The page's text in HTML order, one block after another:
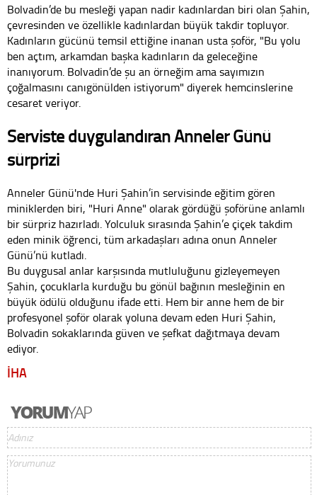
Bolvadin’de bu mesleği yapan nadir kadınlardan biri olan Şahin,
çevresinden ve özellikle kadınlardan büyük takdir topluyor.
Kadınların gücünü temsil ettiğine inanan usta şoför, "Bu yolu
ben açtım, arkamdan başka kadınların da geleceğine
inanıyorum. Bolvadin’de şu an örneğim ama sayımızın
çoğalmasını canıgönülden istiyorum" diyerek hemcinslerine
cesaret veriyor.
Serviste duygulandıran Anneler Günü
sürprizi
Anneler Günü'nde Huri Şahin’in servisinde eğitim gören
miniklerden biri, "Huri Anne" olarak gördüğü şoförüne anlamlı
bir sürpriz hazırladı. Yolculuk sırasında Şahin’e çiçek takdim
eden minik öğrenci, tüm arkadaşları adına onun Anneler
Günü’nü kutladı.
Bu duygusal anlar karşısında mutluluğunu gizleyemeyen
Şahin, çocuklarla kurduğu bu gönül bağının mesleğinin en
büyük ödülü olduğunu ifade etti. Hem bir anne hem de bir
profesyonel şoför olarak yoluna devam eden Huri Şahin,
Bolvadin sokaklarında güven ve şefkat dağıtmaya devam
ediyor.
İHA